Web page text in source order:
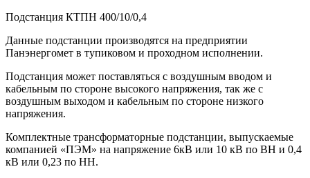
Подстанция КТПН 400/10/0,4
Данные подстанции производятся на предприятии
Панэнергомет в тупиковом и проходном исполнении.
Подстанция может поставляться с воздушным вводом и
кабельным по стороне высокого напряжения, так же с
воздушным выходом и кабельным по стороне низкого
напряжения.
Комплектные трансформаторные подстанции, выпускаемые
компанией «ПЭМ» на напряжение 6кВ или 10 кВ по ВН и 0,4
кВ или 0,23 по НН.